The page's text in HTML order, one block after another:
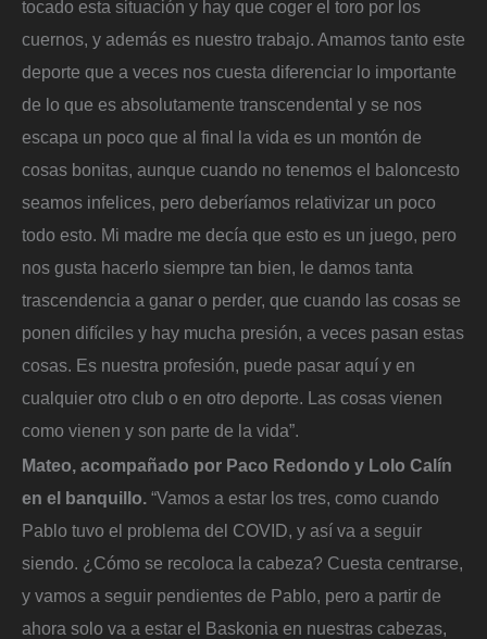
tocado esta situación y hay que coger el toro por los
cuernos, y además es nuestro trabajo. Amamos tanto este
deporte que a veces nos cuesta diferenciar lo importante
de lo que es absolutamente transcendental y se nos
escapa un poco que al final la vida es un montón de
cosas bonitas, aunque cuando no tenemos el baloncesto
seamos infelices, pero deberíamos relativizar un poco
todo esto. Mi madre me decía que esto es un juego, pero
nos gusta hacerlo siempre tan bien, le damos tanta
trascendencia a ganar o perder, que cuando las cosas se
ponen difíciles y hay mucha presión, a veces pasan estas
cosas. Es nuestra profesión, puede pasar aquí y en
cualquier otro club o en otro deporte. Las cosas vienen
como vienen y son parte de la vida”.
Mateo, acompañado por Paco Redondo y Lolo Calín
en el banquillo. “Vamos a estar los tres, como cuando
Pablo tuvo el problema del COVID, y así va a seguir
siendo. ¿Cómo se recoloca la cabeza? Cuesta centrarse,
y vamos a seguir pendientes de Pablo, pero a partir de
ahora solo va a estar el Baskonia en nuestras cabezas,